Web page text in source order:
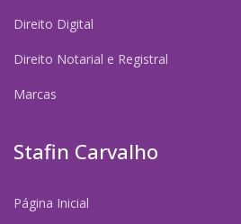
Direito Digital
Direito Notarial e Registral
Marcas
Stafin Carvalho
Página Inicial